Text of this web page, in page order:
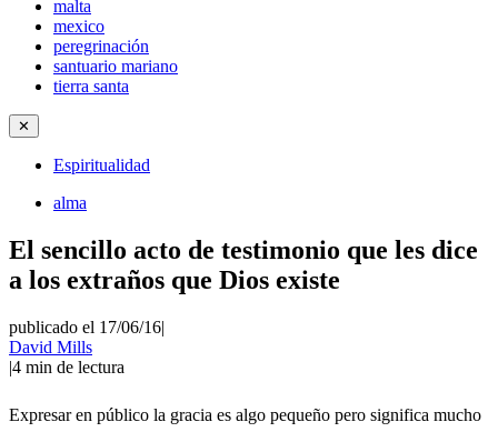
malta
mexico
peregrinación
santuario mariano
tierra santa
✕
Espiritualidad
alma
El sencillo acto de testimonio que les dice
a los extraños que Dios existe
publicado el 17/06/16|
David Mills
|4 min de lectura
Expresar en público la gracia es algo pequeño pero significa mucho